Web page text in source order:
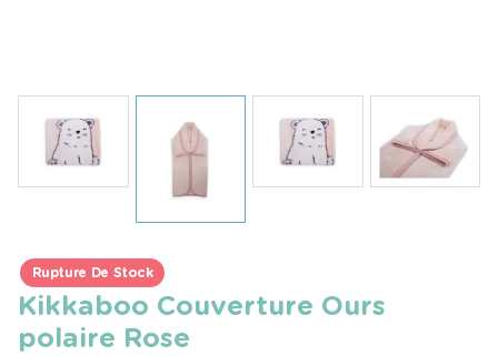
Rupture De Stock
Kikkaboo Couverture Ours
polaire Rose